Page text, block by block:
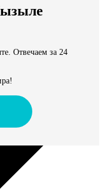
Отвечаем за 24